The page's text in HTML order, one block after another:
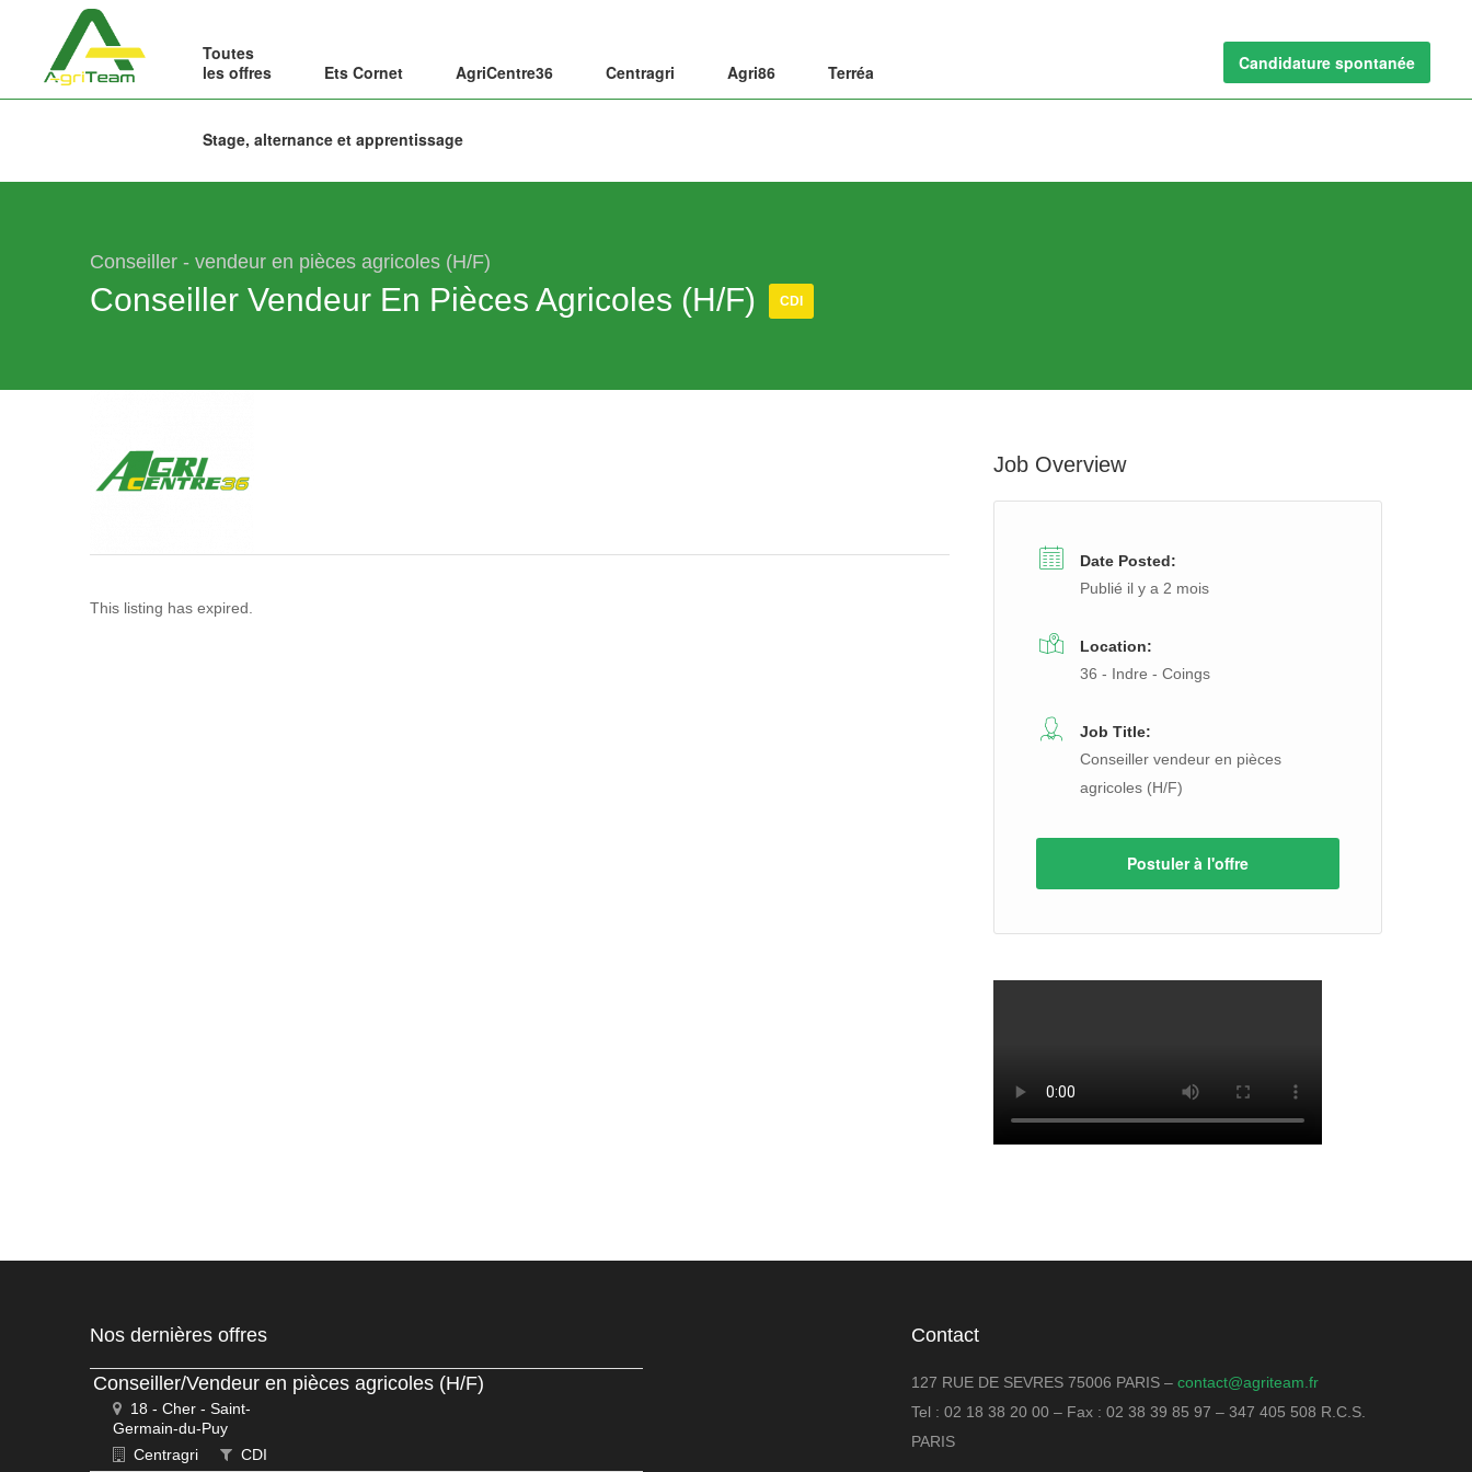
Toutes
les offres
Ets Cornet AgriCentre36 Centragri Agri86 Terréa
Stage, alternance et apprentissage
Candidature spontanée
Conseiller - vendeur en pièces agricoles (H/F)
Conseiller Vendeur En Pièces Agricoles (H/F) CDI
This listing has expired.
Job Overview
Date Posted:
Publié il y a 2 mois
Location:
36 - Indre - Coings
Job Title:
Conseiller vendeur en pièces
agricoles (H/F)
Postuler à l'offre
Nos dernières offres
Conseiller/Vendeur en pièces agricoles (H/F)
18 - Cher - Saint-
Germain-du-Puy
Centragri
CDI
Contact
127 RUE DE SEVRES 75006 PARIS – contact@agriteam.fr
Tel : 02 18 38 20 00 – Fax : 02 38 39 85 97 – 347 405 508 R.C.S.
PARIS